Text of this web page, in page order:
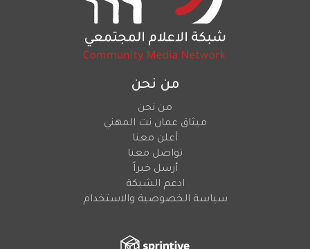
من نحن
من نحن
ميثاق عمان نت المهني
أعلن معنا
تواصل معنا
أرسل خبراً
ادعم الشبكة
سياسة الخصوصية والاستخدام